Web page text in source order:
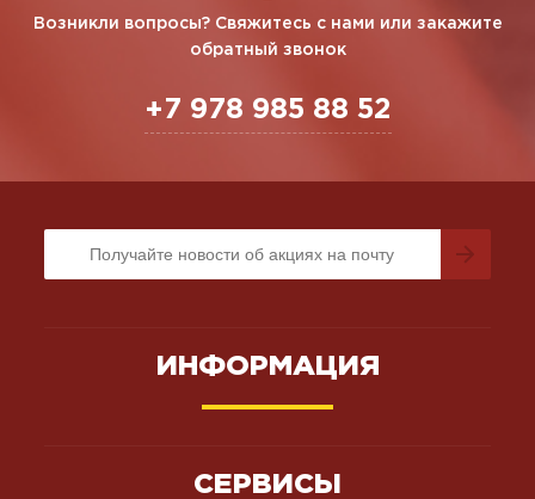
Возникли вопросы? Свяжитесь с нами или закажите
обратный звонок
+7 978 985 88 52
ИНФОРМАЦИЯ
СЕРВИСЫ